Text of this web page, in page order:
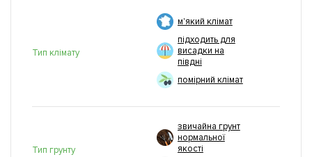
Тип клімату
м'який клімат
підходить для
висадки на
півдні
помірний клімат
Тип грунту
звичайна грунт
нормальної
якості